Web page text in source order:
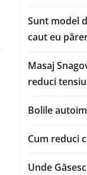
Sunt model
caut eu
Masaj
reduci
Bolile
Cum reduci
Unde